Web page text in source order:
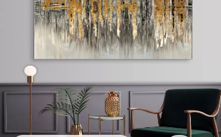
✗
Поверхня з текстурою
полотна
✗ Екологічний матеріал